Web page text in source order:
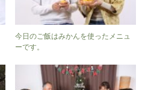
今日のご飯はみかんを使ったメニュ
ーです。